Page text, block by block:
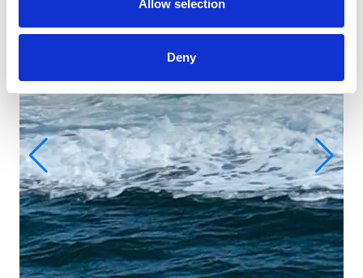
Allow selection
Deny